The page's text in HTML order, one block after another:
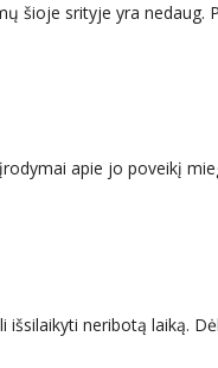
srityje yra
apie jo poveikį
neribotą laiką.